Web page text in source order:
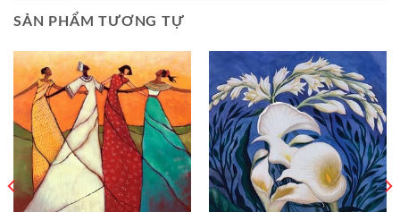
SẢN PHẨM TƯƠNG TỰ